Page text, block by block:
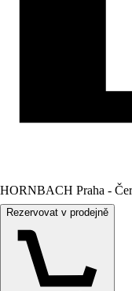
HORNBACH Praha -
Rezervovat v prodejně